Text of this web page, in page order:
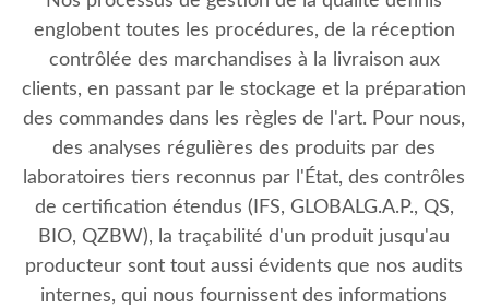
englobent toutes les procédures, de la réception
contrôlée des marchandises à la livraison aux
clients, en passant par le stockage et la préparation
des commandes dans les règles de l'art. Pour nous,
des analyses régulières des produits par des
laboratoires tiers reconnus par l'État, des contrôles
de certification étendus (IFS, GLOBALG.A.P., QS,
BIO, QZBW), la traçabilité d'un produit jusqu'au
producteur sont tout aussi évidents que nos audits
internes, qui nous fournissent des informations